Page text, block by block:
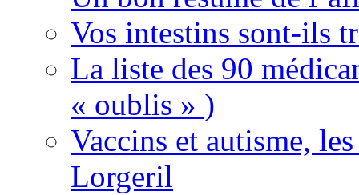
Vos intestins sont-ils
La liste des 90
« oublis » )
Vaccins et autisme,
Lorgeril